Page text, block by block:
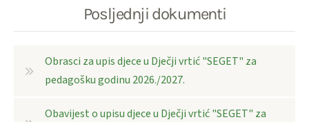
Posljednji dokumenti
Obrasci za upis djece u Dječji vrtić "SEGET" za
pedagošku godinu 2026./2027.
Obavijest o upisu djece u Dječji vrtić "SEGET" za